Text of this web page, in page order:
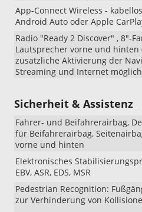
App-Connect Wireless -
Android Auto oder Apple
Radio "Ready 2 Discover" , 8"-
Lautsprecher vorne und hinten
zusätzliche Aktivierung der
Streaming und Internet
Sicherheit & Assistenz
Fahrer- und Beifahrerairbag,
für Beifahrerairbag,
vorne und hinten
Elektronisches
EBV, ASR, EDS, MSR
Pedestrian Recognition:
zur Verhinderung von